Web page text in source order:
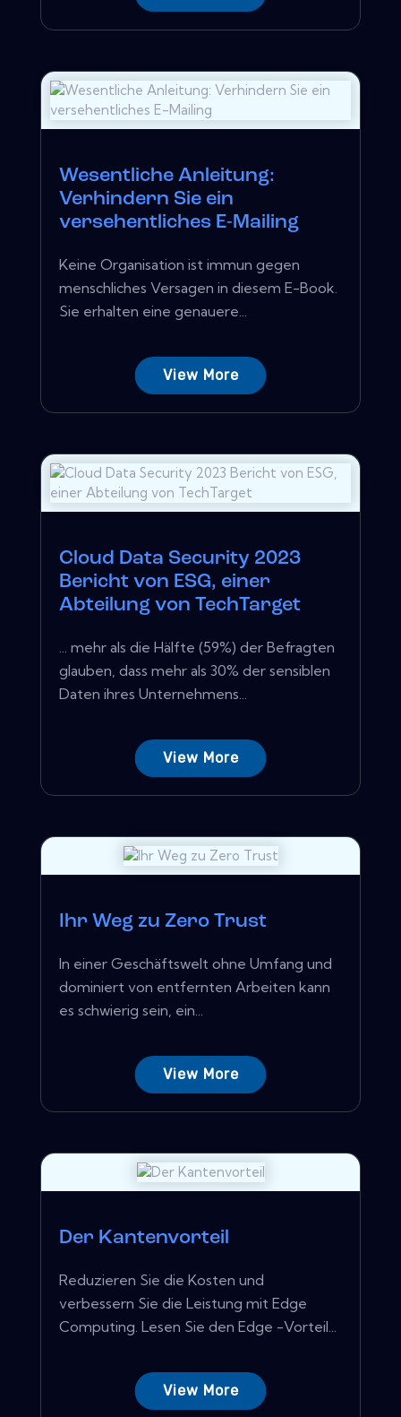
Wesentliche Anleitung:
Verhindern Sie ein
versehentliches E-Mailing
Keine Organisation ist immun gegen
menschliches Versagen in diesem E-Book.
Sie erhalten eine genauere...
View More
Cloud Data Security 2023
Bericht von ESG, einer
Abteilung von TechTarget
... mehr als die Hälfte (59%) der Befragten
glauben, dass mehr als 30% der sensiblen
Daten ihres Unternehmens...
View More
Ihr Weg zu Zero Trust
In einer Geschäftswelt ohne Umfang und
dominiert von entfernten Arbeiten kann
es schwierig sein, ein...
View More
Der Kantenvorteil
Reduzieren Sie die Kosten und
verbessern Sie die Leistung mit Edge
Computing. Lesen Sie den Edge -Vorteil...
View More